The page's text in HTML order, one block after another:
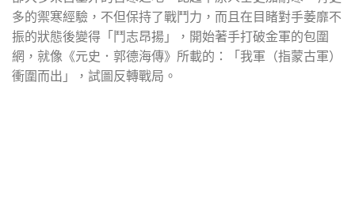
多的禦寒經驗，不但保持了戰鬥力，而且在目睹對手萎靡不
振的狀態後變得「鬥志昂揚」，開始著手打破金軍的包圍
網，就像《元史．郭德海傳》所載的：「我軍（指蒙古軍）
衝圍而出」，試圖反轉戰局。